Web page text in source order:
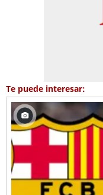
Te puede interesar: